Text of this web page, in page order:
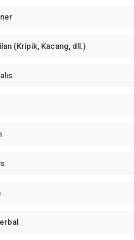
(Kripik, Kacang, dll.)